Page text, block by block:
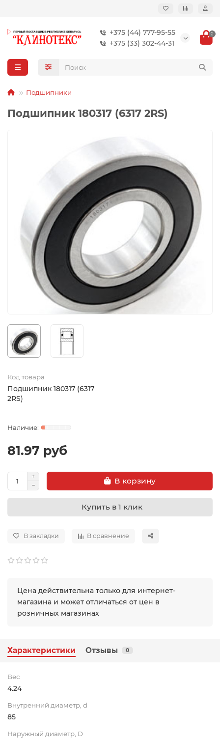
+375 (44) 777-95-55
+375 (33) 302-44-31
0
Подшипники
Подшипник 180317 (6317 2RS)
Код товара
Подшипник 180317 (6317
2RS)
81.97 руб
В корзину
Купить в 1 клик
В закладки В сравнение
Цена действительна только для интернет-
магазина и может отличаться от цен в
розничных магазинах
Характеристики Отзывы 0
Вес
4.24
Внутренний диаметр, d
85
Наружный диаметр, D